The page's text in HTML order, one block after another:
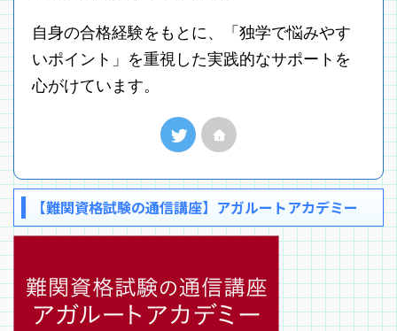
自身の合格経験をもとに、「独学で悩みやす
いポイント」を重視した実践的なサポートを
心がけています。
【難関資格試験の通信講座】アガルートアカデミー